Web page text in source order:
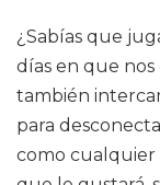
¿Sabías que
días en que
también
para
como cualquier